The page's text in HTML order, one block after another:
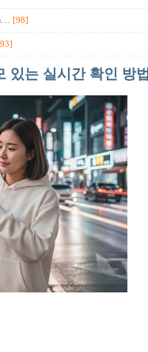
[98]
있는 실시간 확인 방법